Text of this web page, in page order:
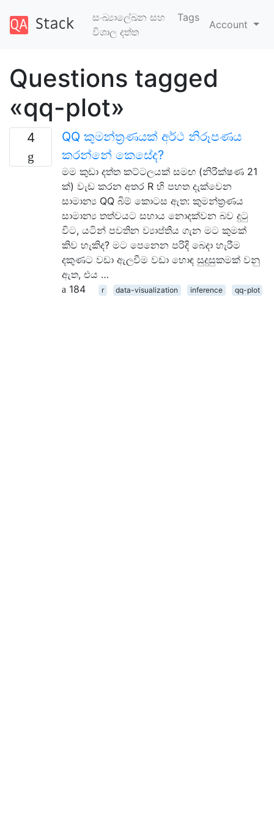
සංඛ්‍යාලේඛන සහ
විශාල දත්ත
Tags
Account
Questions tagged
«qq-plot»
4
QQ කුමන්ත්‍රණයක් අර්ථ නිරූපණය
කරන්නේ කෙසේද?
මම කුඩා දත්ත කට්ටලයක් සමඟ (නිරීක්ෂණ 21
ක්) වැඩ කරන අතර R හි පහත දැක්වෙන
සාමාන්‍ය QQ බිම් කොටස ඇත: කුමන්ත්‍රණය
සාමාන්‍ය තත්වයට සහාය නොදක්වන බව දුටු
විට, යටින් පවතින ව්‍යාප්තිය ගැන මට කුමක්
කිව හැකිද? මට පෙනෙන පරිදි බෙදා හැරීම
දකුණට වඩා ඇලවීම වඩා හොඳ සුදුසුකමක් වනු
ඇත, එය …
184
r data-visualization inference qq-plot